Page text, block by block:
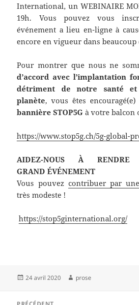
International, un WEBINAIRE
19h.​ Vous pouvez vous
événement a lieu en-ligne à
encore en vigueur dans beaucoup
Pour montrer que nous ne
d’accord avec l’implantation
détriment de notre santé
planète, vous êtes encouragé(e)
bannière STOP5G à votre balcon
https://www.stop5g.ch/5g-global-
AIDEZ-NOUS À RENDRE
GRANDÉVÉNEMENT
Vous pouvez contribuer par
très modeste !
https://stop5ginternational.org/
Publié
24 avril 2020 Auteur
prose